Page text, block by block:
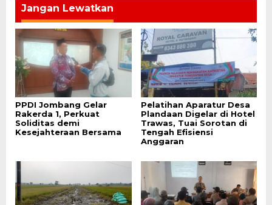
Jangan Lewatkan
PPDI Jombang Gelar
Rakerda 1, Perkuat
Soliditas demi
Kesejahteraan Bersama
Pelatihan Aparatur Desa
Plandaan Digelar di Hotel
Trawas, Tuai Sorotan di
Tengah Efisiensi
Anggaran